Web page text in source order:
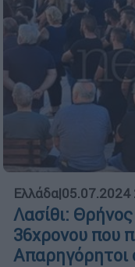
Ελλάδα|05.07.2024
Λασίθι:
36χρονου που
Απαρηγόρητοι